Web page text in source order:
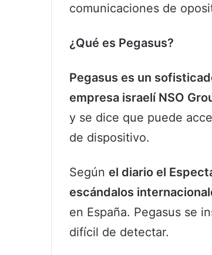
comunicaciones de
¿Qué es Pegasus?
Pegasus es un
empresa israelí NSO
y se dice que puede
de dispositivo.
Según el diario el
escándalos
en España. Pegasus se
difícil de detectar.